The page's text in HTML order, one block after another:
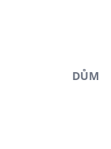
DŮM